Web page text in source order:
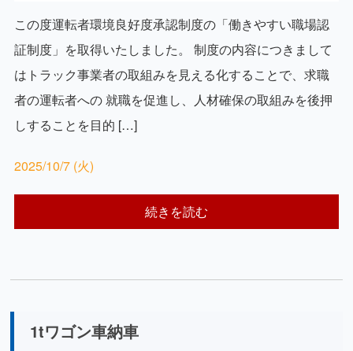
この度運転者環境良好度承認制度の「働きやすい職場認
証制度」を取得いたしました。 制度の内容につきまして
はトラック事業者の取組みを見える化することで、求職
者の運転者への 就職を促進し、人材確保の取組みを後押
しすることを目的 […]
2025/10/7 (火)
続きを読む
1tワゴン車納車